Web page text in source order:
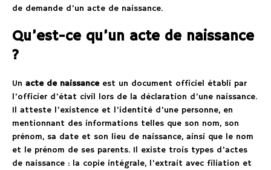
de demande d’un acte de naissance.
Qu’est-ce qu’un acte de naissance
?
Un acte de naissanceest un document officiel établi par
l’officier d’état civil lors de la déclaration d’une naissance.
Il atteste l’existence et l’identité d’une personne, en
mentionnant des informations telles que son nom, son
prénom, sa date et son lieu de naissance, ainsi que le nom
et le prénom de ses parents. Il existe trois types d’actes
de naissance : la copie intégrale, l’extrait avec filiation et